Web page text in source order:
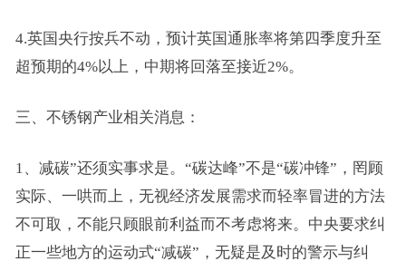
4.英国央行按兵不动，预计英国通胀率将第四季度升至
超预期的4%以上，中期将回落至接近2%。
三、不锈钢产业相关消息：
1、减碳”还须实事求是。“碳达峰”不是“碳冲锋”，罔顾
实际、一哄而上，无视经济发展需求而轻率冒进的方法
不可取，不能只顾眼前利益而不考虑将来。中央要求纠
正一些地方的运动式“减碳”，无疑是及时的警示与纠